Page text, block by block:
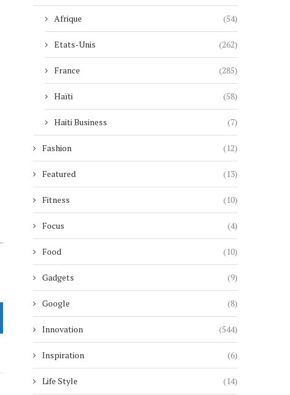
Afrique (54)
Etats-Unis (262)
France (285)
Haïti (58)
Haiti Business (7)
Fashion (12)
Featured (13)
Fitness (10)
Focus (4)
Food (10)
Gadgets (9)
Google (8)
Innovation (544)
Inspiration (6)
Life Style (14)